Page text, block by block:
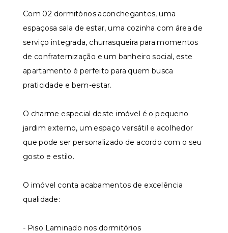
Com 02 dormitórios aconchegantes, uma
espaçosa sala de estar, uma cozinha com área de
serviço integrada, churrasqueira para momentos
de confraternização e um banheiro social, este
apartamento é perfeito para quem busca
praticidade e bem-estar.
O charme especial deste imóvel é o pequeno
jardim externo, um espaço versátil e acolhedor
que pode ser personalizado de acordo com o seu
gosto e estilo.
O imóvel conta acabamentos de excelência
qualidade:
- Piso Laminado nos dormitórios